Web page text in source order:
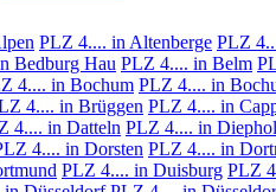
PLZ 4.... in Altenberge PLZ
Bedburg Hau PLZ 4.... in Belm
4.... in Bochum PLZ 4.... in
4.... in Brüggen PLZ 4.... in
4.... in Datteln PLZ 4.... in
4.... in Dorsten PLZ 4.... in
PLZ 4.... in Duisburg PLZ